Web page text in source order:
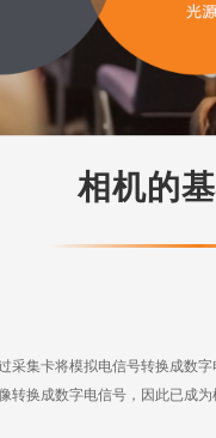
相机的
采集卡将模拟电信号转换成数
换成数字电信号，因此已成为